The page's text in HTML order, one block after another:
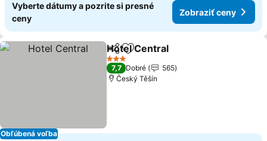
Vyberte dátumy a pozrite si presné
ceny
Zobraziť ceny
Obľúbená voľba
ZdieľaťPridať do obľúbených
Hotel Central
3 Počet hviezdičiek
7,7 Dobré
565
Český Těšín